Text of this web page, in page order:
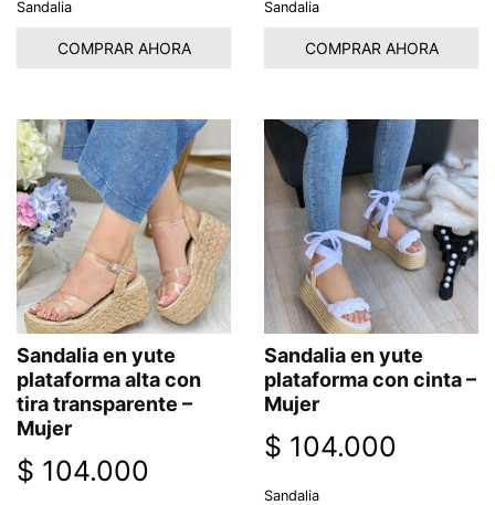
Sandalia
COMPRAR AHORA
Sandalia
COMPRAR AHORA
Sandalia en yute
plataforma alta con
tira transparente –
Mujer
$ 104.000
Sandalia en yute
plataforma con cinta –
Mujer
$ 104.000
Sandalia